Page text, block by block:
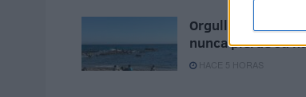
Orgullo de un
nunca pierde su
HACE 5 HORAS